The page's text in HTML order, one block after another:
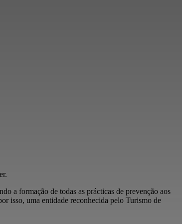
a formação de todas as prácticas de prevenção aos
isso, uma entidade reconhecida pelo Turismo de